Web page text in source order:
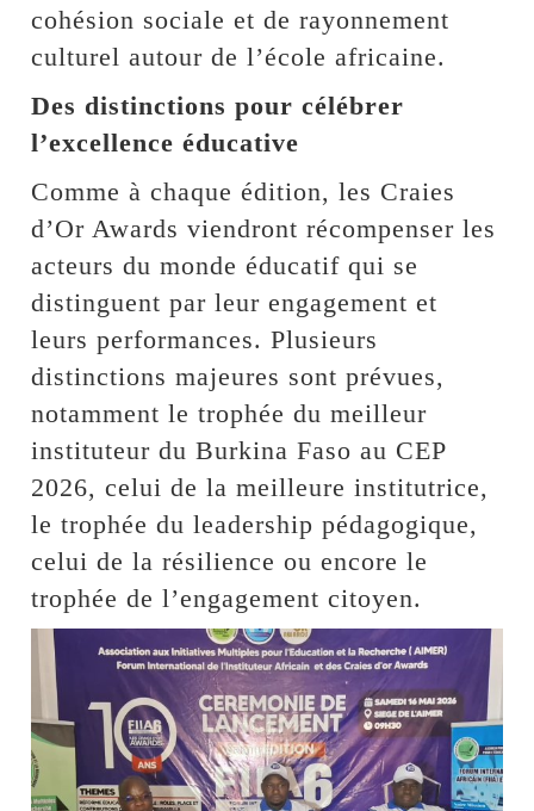
cohésion sociale et de rayonnement
culturel autour de l’école africaine.
Des distinctions pour célébrer
l’excellence éducative
Comme à chaque édition, les Craies
d’Or Awards viendront récompenser les
acteurs du monde éducatif qui se
distinguent par leur engagement et
leurs performances. Plusieurs
distinctions majeures sont prévues,
notamment le trophée du meilleur
instituteur du Burkina Faso au CEP
2026, celui de la meilleure institutrice,
le trophée du leadership pédagogique,
celui de la résilience ou encore le
trophée de l’engagement citoyen.